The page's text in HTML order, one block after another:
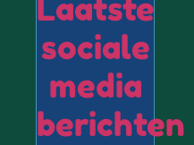
Laatste
sociale
media
berichten